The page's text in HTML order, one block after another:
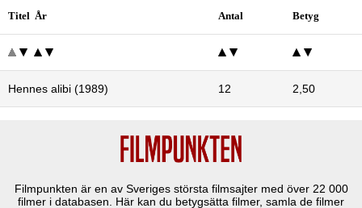
Titel År Antal Betyg
Hennes alibi (1989) 12 2,50
Filmpunkten är en av Sveriges största filmsajter med över 22 000
filmer i databasen. Här kan du betygsätta filmer, samla de filmer